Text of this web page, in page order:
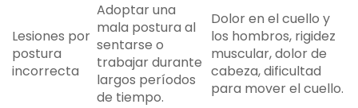
Lesiones por
postura
incorrecta
Adoptar una
mala postura al
sentarse o
trabajar durante
largos períodos
de tiempo.
Dolor en el cuello y
los hombros, rigidez
muscular, dolor de
cabeza, dificultad
para mover el cuello.